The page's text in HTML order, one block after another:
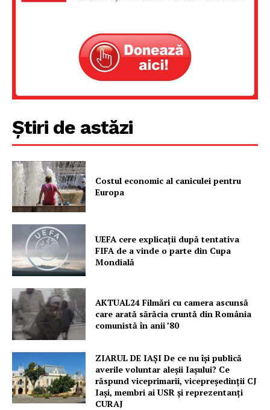
FREEDOM HOUSE ROMÂNIA
PRESShub
Despre noi / Echipa
Proiecte editoriale
Rețea
Contact
Știri de astăzi
Costul economic al caniculei pentru
Europa
UEFA cere explicații după tentativa
FIFA de a vinde o parte din Cupa
Mondială
AKTUAL24 Filmări cu camera ascunsă
care arată sărăcia cruntă din România
comunistă în anii ’80
ZIARUL DE IAȘI De ce nu își publică
averile voluntar aleșii Iașului? Ce
răspund viceprimarii, vicepreședinții CJ
Iași, membri ai USR și reprezentanți
CURAJ